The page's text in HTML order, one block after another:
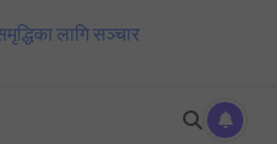
लागि सञ्चार